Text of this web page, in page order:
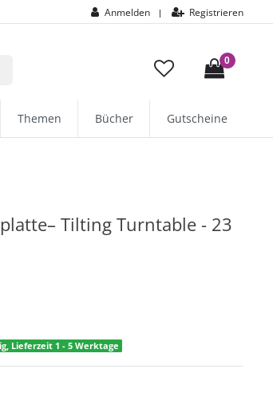
Anmelden | Registrieren
0
Themen Bücher Gutscheine
Tilting Turntable - 23
Lieferzeit 1 - 5 Werktage